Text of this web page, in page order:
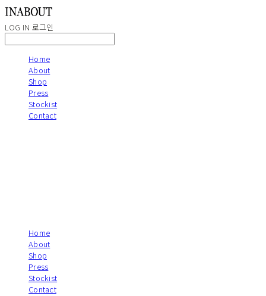
LOG IN 로그인
Home
About
Shop
Press
Stockist
Contact
Home
About
Shop
Press
Stockist
Contact